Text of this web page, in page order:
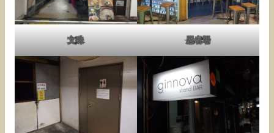
文殊 忍者場